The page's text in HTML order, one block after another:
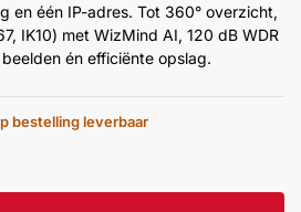
en één IP-adres. Tot 360° overzicht,
IK10) met WizMind AI, 120 dB WDR
én efficiënte opslag.
bestelling leverbaar